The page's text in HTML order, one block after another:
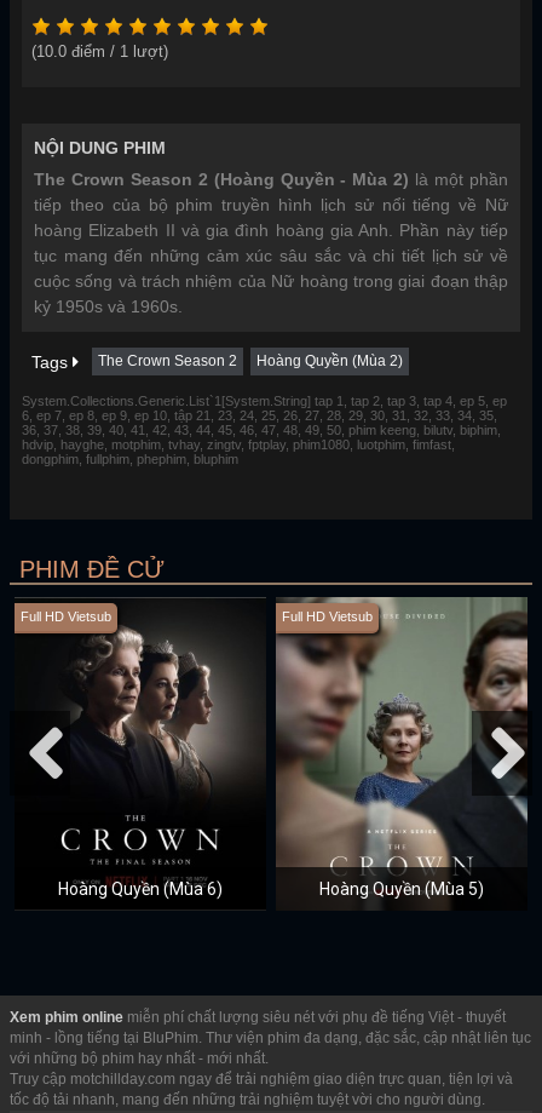
(10.0 điểm / 1 lượt)
NỘI DUNG PHIM
The Crown Season 2 (Hoàng Quyền - Mùa 2) là một phần
tiếp theo của bộ phim truyền hình lịch sử nổi tiếng về Nữ
hoàng Elizabeth II và gia đình hoàng gia Anh. Phần này tiếp
tục mang đến những cảm xúc sâu sắc và chi tiết lịch sử về
cuộc sống và trách nhiệm của Nữ hoàng trong giai đoạn thập
kỷ 1950s và 1960s.
Tags The Crown Season 2 Hoàng Quyền (Mùa 2)
System.Collections.Generic.List`1[System.String] tap 1, tap 2, tap 3, tap 4, ep 5, ep
6, ep 7, ep 8, ep 9, ep 10, tập 21, 23, 24, 25, 26, 27, 28, 29, 30, 31, 32, 33, 34, 35,
36, 37, 38, 39, 40, 41, 42, 43, 44, 45, 46, 47, 48, 49, 50, phim keeng, bilutv, biphim,
hdvip, hayghe, motphim, tvhay, zingtv, fptplay, phim1080, luotphim, fimfast,
dongphim, fullphim, phephim, bluphim
PHIM ĐỀ CỬ
Full HD Vietsub
Hoàng Quyền (Mùa 6)
Full HD Vietsub
Hoàng Quyền (Mùa 5)
Xem phim online miễn phí chất lượng siêu nét với phụ đề tiếng Việt - thuyết
minh - lồng tiếng tại BluPhim. Thư viện phim đa dạng, đặc sắc, cập nhật liên tục
với những bộ phim hay nhất - mới nhất.
Truy cập motchillday.com ngay để trải nghiệm giao diện trực quan, tiện lợi và
tốc độ tải nhanh, mang đến những trải nghiệm tuyệt vời cho người dùng.